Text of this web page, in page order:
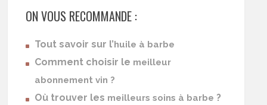
ON VOUS RECOMMANDE :
Tout savoir sur l’ huile à barbe
Comment choisir le meilleur
abonnement vin ?
Où trouver les meilleurs soins à barbe ?